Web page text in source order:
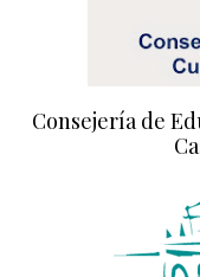
Consejería de